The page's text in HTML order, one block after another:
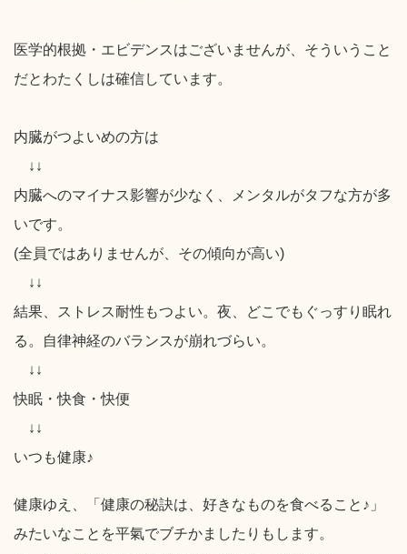
医学的根拠・エビデンスはございませんが、そういうこと
だとわたくしは確信しています。
内臓がつよいめの方は
↓↓
内臓へのマイナス影響が少なく、メンタルがタフな方が多
いです。
(全員ではありませんが、その傾向が高い)
↓↓
結果、ストレス耐性もつよい。夜、どこでもぐっすり眠れ
る。自律神経のバランスが崩れづらい。
↓↓
快眠・快食・快便
↓↓
いつも健康♪
健康ゆえ、「健康の秘訣は、好きなものを食べること♪」
みたいなことを平氣でブチかましたりもします。